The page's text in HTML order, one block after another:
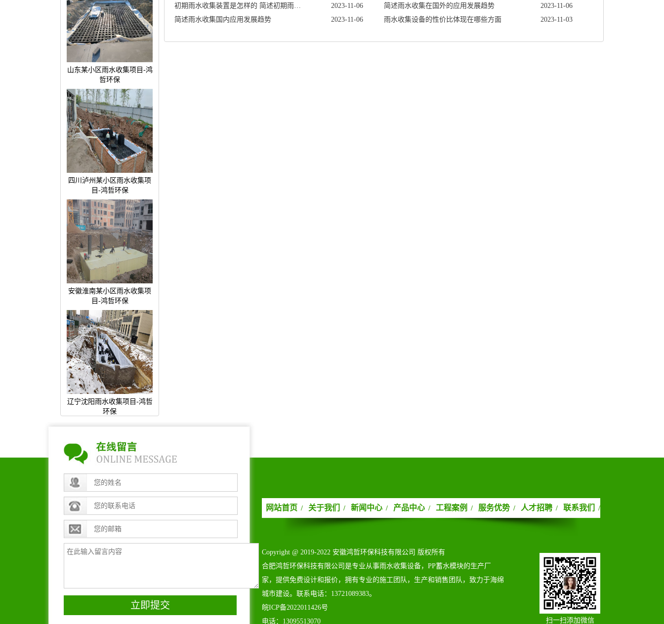
山东某小区雨水收集项目-鸿
哲环保
四川泸州某小区雨水收集项
目-鸿哲环保
安徽淮南某小区雨水收集项
目-鸿哲环保
辽宁沈阳雨水收集项目-鸿哲
环保
2023-11-06 简述雨水收集在国外的应用发展趋势
2023-11-06
简述雨水收集国内应用发展趋势
2023-11-06 雨水收集设备的性价比体现在哪些方面 2023-11-03
立即提交
网站首页 / 关于我们 / 新闻中心 / 产品中心 / 工程案例 / 服务优势 / 人才招聘 / 联系我们 /
Copyright@2019-2022安徽鸿哲环保科技有限公司版权所有
合肥鸿哲环保科技有限公司是专业从事雨水收集设备，PP蓄水模块的生产厂
家，提供免费设计和报价，拥有专业的施工团队，生产和销售团队，致力于海绵
城市建设。联系电话：13721089383。
皖ICP备2022011426号
电话：13095513070
扫一扫添加微信